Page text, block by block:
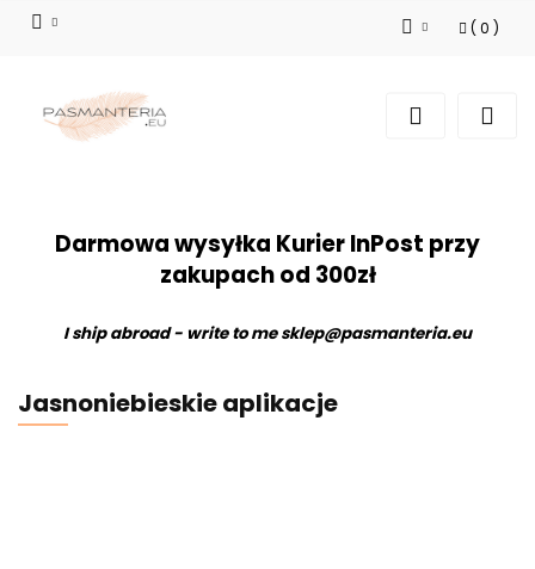
( 0 )
Darmowa wysyłka Kurier InPost przy
zakupach od 300zł
I ship abroad - write to mesklep@pasmanteria.eu
Jasnoniebieskie aplikacje